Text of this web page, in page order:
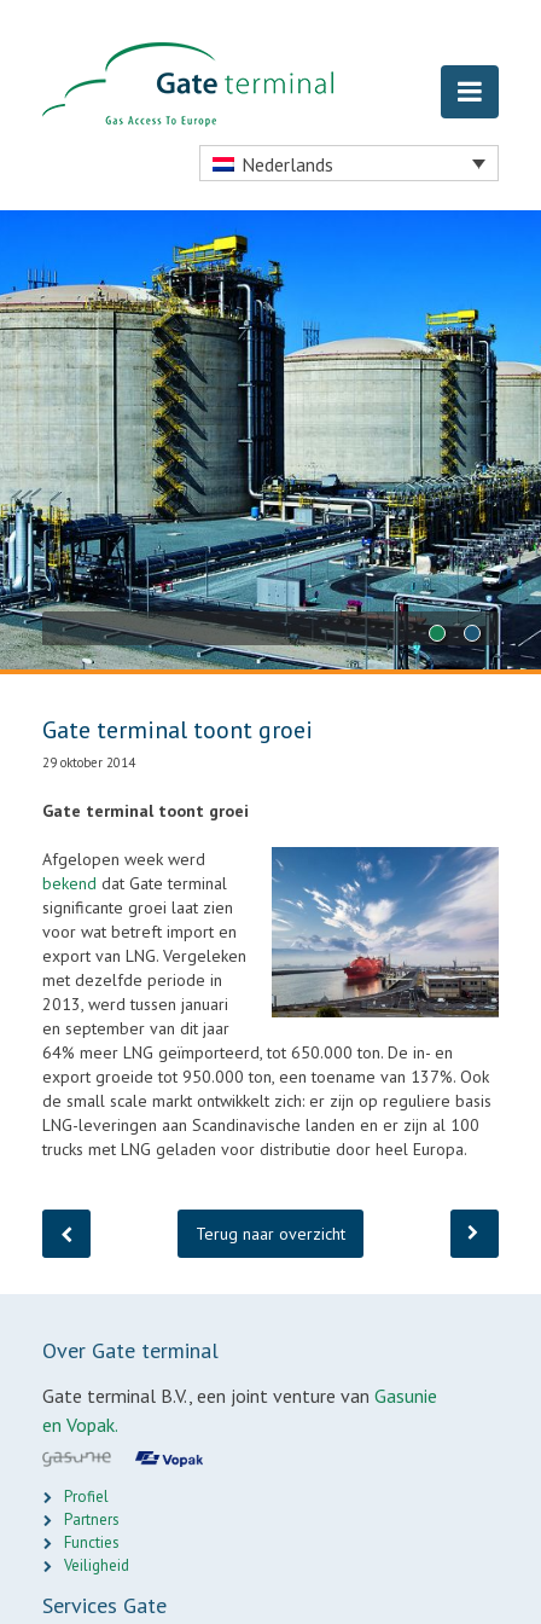
Nederlands
1 2
Gate terminal toont groei
29 oktober 2014
Gate terminal toont groei
Afgelopen week werd
bekend dat Gate terminal
significante groei laat zien
voor wat betreft import en
export van LNG. Vergeleken
met dezelfde periode in
2013, werd tussen januari
en september van dit jaar
64% meer LNG geïmporteerd, tot 650.000 ton. De in- en
export groeide tot 950.000 ton, een toename van 137%. Ook
de small scale markt ontwikkelt zich: er zijn op reguliere basis
LNG-leveringen aan Scandinavische landen en er zijn al 100
trucks met LNG geladen voor distributie door heel Europa.
Terug naar overzicht
Over Gate terminal
Gate terminal B.V., een joint venture van Gasunie
en Vopak.
Profiel
Partners
Functies
Veiligheid
Services Gate